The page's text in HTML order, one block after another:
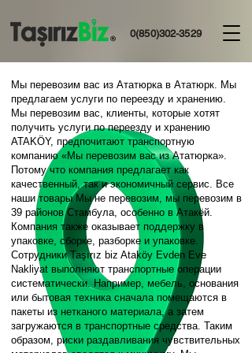
0(850)302-3529
Мы перевозим вас из Ататюрка в Ататюрк. Мы
предлагаем услуги по переезду и хранению.
Мы перевозим вас, клиенты, которые хотят
получить услуги по переезду и хранению
ATAKÖY, предпочитают транспортную
компанию «Мы перевозим вас из Ататюрка».
Потому что компания предлагает как
качественный, так и экономичный сервис. Все
наши товары Мы не перевозим, мы перевозим в
39 районов Стамбула, особенно в Атакёй.
Компания также оказывает поддержку в
упаковке, сборке, разборке и упаковке.
Сотрудники Taşırız biz Ataköy Evden Eve
Nakliyat выполняют транспортные операции
систематически. Например, мебель, основания
или бытовая техника сначала помещаются в
пакеты из нетканого материала, а затем
загружаются в транспортные средства. Таким
образом, риски раздавливания чувствительных